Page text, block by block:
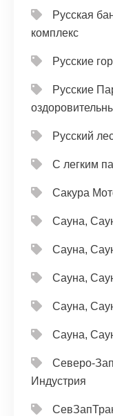
Русская
комплекс
Русские
Русские
Русский
С легким
Сакура
Сауна,
Сауна,
Сауна,
Сауна,
Сауна,
Северо-
Индустрия